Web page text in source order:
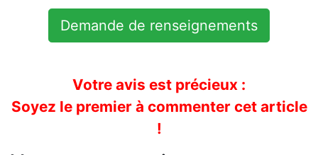
Demande de renseignements
Votre avis est précieux :
Soyez le premier à commenter cet article
!